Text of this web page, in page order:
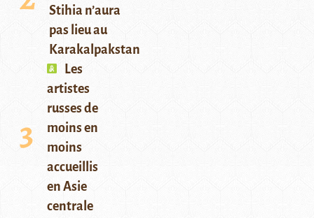
Stihia n’aura
pas lieu au
Karakalpakstan
Les
artistes
russes de
moins en
moins
accueillis
en Asie
centrale